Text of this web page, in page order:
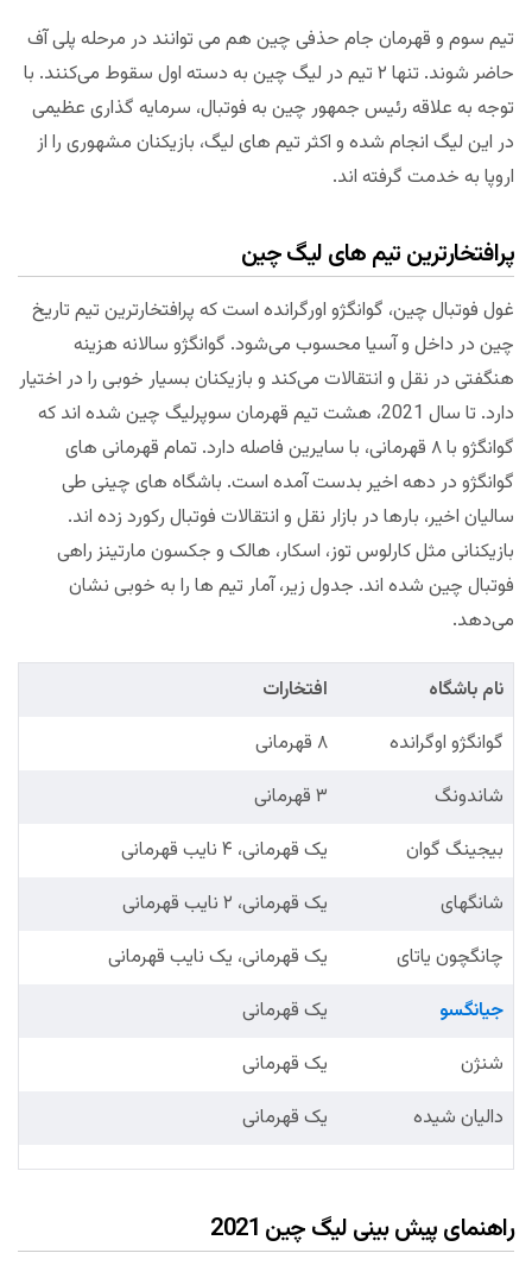
تیم سوم و قهرمان جام حذفی چین هم می توانند در مرحله پلی آف
حاضر شوند. تنها ۲ تیم در لیگ چین به دسته اول سقوط می‌کنند. با
توجه به علاقه رئیس جمهور چین به فوتبال، سرمایه گذاری عظیمی
در این لیگ انجام شده و اکثر تیم های لیگ، بازیکنان مشهوری را از
اروپا به خدمت گرفته اند.
پرافتخارترین تیم های لیگ چین
غول فوتبال چین، گوانگژو اورگرانده است که پرافتخارترین تیم تاریخ
چین در داخل و آسیا محسوب می‌شود. گوانگژو سالانه هزینه
هنگفتی در نقل و انتقالات می‌کند و بازیکنان بسیار خوبی را در اختیار
دارد. تا سال 2021، هشت تیم قهرمان سوپرلیگ چین شده اند که
گوانگژو با ۸ قهرمانی، با سایرین فاصله دارد. تمام قهرمانی های
گوانگژو در دهه اخیر بدست آمده است. باشگاه های چینی طی
سالیان اخیر، بارها در بازار نقل و انتقالات فوتبال رکورد زده اند.
بازیکنانی مثل کارلوس توز، اسکار، هالک و جکسون مارتینز راهی
فوتبال چین شده اند. جدول زیر، آمار تیم ها را به خوبی نشان
می‌دهد.
نام باشگاه
افتخارات
گوانگژو اوگرانده
۸ قهرمانی
شاندونگ
۳ قهرمانی
بیجینگ گوان
یک قهرمانی، ۴ نایب قهرمانی
شانگهای
یک قهرمانی، ۲ نایب قهرمانی
چانگچون یاتای
یک قهرمانی، یک نایب قهرمانی
جیانگسو
یک قهرمانی
شنژن
یک قهرمانی
دالیان شیده
یک قهرمانی
راهنمای پیش بینی لیگ چین 2021